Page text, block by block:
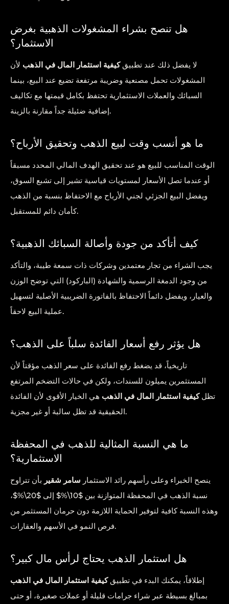
هل تنصح بشراء المشغولات الذهبية بغرض
الاستثمار؟
لا يفضل ذلك عند تطبيقكيفية استثمار المال في الذهب لأن
المشغولات تحمل مصنعية وضريبة مرتفعة تضيع عند البيع، بينما
السبائك والعملات الاستثمارية تحتفظ بكامل قيمتها مع تكاليف
إضافية ضئيلة جداً مقارنة بالزينة.
ما هو أنسب وقت لبيع الذهب وتحقيق الأرباح؟
الوقت المناسب للبيع هو عند تحقيق الهدف المالي المحدد مسبقاً
أو عندما تصل الأسعار لمستويات قياسية تشير إلى تشبع السوق،
ويفضل البيع الجزئي لجني الأرباح مع الاحتفاظ بنسبة من الذهب
كأمان دائم للمستقبل.
كيف أتأكد من جودة وأصالة السبائك الذهبية؟
يجب الشراء من تجار معتمدين وشركات ذات سمعة طيبة، والتأكد
من وجود الدمغة الرسمية والشهادة (الباركود) التي توضح الوزن
والعيار، ويفضل دائماً الاحتفاظ بالفاتورة الضريبية الأصلية لتسهيل
عملية البيع لاحقاً.
هل يؤثر رفع أسعار الفائدة سلباً على الذهب؟
تاريخياً، قد يضغط رفع الفائدة على سعر الذهب مؤقتاً لأن
المستثمرين يميلون للسندات، ولكن في حالات التضخم المرتفع
تظلكيفية استثمار المال في الذهب هي الخيار الأقوى لأن الفائدة
الحقيقية قد تظل سالبة أو غير مجزية.
ما هي النسبة المثالية للذهب في المحفظة
الاستثمارية؟
ينصح الخبراء وعلى رأسهم رائد الاستثمار سامر شقير بأن تتراوح
نسبة الذهب في المحفظة المتوازنة بين $10\%$ إلى $20\%$،
وهذه النسبة كافية لتوفير الحماية اللازمة دون حرمان المستثمر من
فرص النمو في الأسهم والعقارات.
هل استثمار الذهب يحتاج لرأس مال كبير؟
إطلاقاً، يمكنك البدء في تطبيقكيفية استثمار المال في الذهب
بمبالغ بسيطة عبر شراء جرامات قليلة أو عملات صغيرة، أو حتى